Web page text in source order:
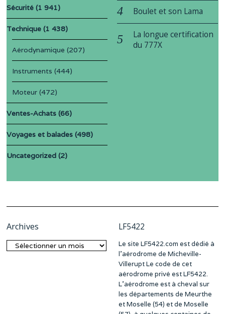
Sécurité (1 941)
Technique (1 438)
Aérodynamique (207)
Instruments (444)
Moteur (472)
Ventes-Achats (66)
Voyages et balades (498)
Uncategorized (2)
Boulet et son Lama
La longue certification
du 777X
Archives
Archives
LF5422
Le site LF5422.com est dédié à
l’aérodrome de Micheville-
Villerupt Le code de cet
aérodrome privé est LF5422.
L’aérodrome est à cheval sur
les départements de Meurthe
et Moselle (54) et de Moselle